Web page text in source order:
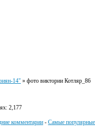
14" » фото виктории Котляр_86
2,177
комментарии - Самые популярные